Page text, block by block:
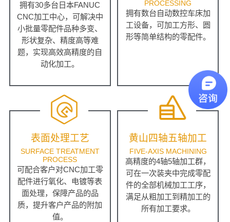
拥有30多台日本FANUC
CNC加工中心，可解决中
小批量零配件品种多变、
形状复杂、精度高等难
题，实现高效高精度的自
动化加工。
PROCESSING
拥有数台自动数控车床加
工设备，可加工方形、圆
形等简单结构的零配件。
表面处理工艺
SURFACE TREATMENT
PROCESS
可配合客户对CNC加工零
配件进行氧化、电镀等表
面处理，保障产品的品
质，提升客户产品的附加
值。
黄山四轴五轴加工
FIVE-AXIS MACHINING
高精度的4轴5轴加工群，
可在一次装夹中完成零配
件的全部机械加工工序，
满足从粗加工到精加工的
所有加工要求。